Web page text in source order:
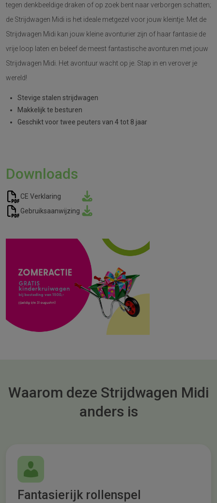
tegen denkbeeldige draken of op zoek bent naar verborgen schatten;
de Strijdwagen Midi is het ideale metgezel voor jouw kleintje. Met de
Strijdwagen Midi kan jouw kleine avonturier zijn of haar fantasie de
vrije loop laten en beleef de meest fantastische avonturen met jouw
Strijdwagen Midi. Het avontuur wacht op je. Stap in en verover je
wereld!
Stevige stalen strijdwagen
Makkelijk te besturen
Geschikt voor twee peuters van 4 tot 8 jaar
Downloads
CE Verklaring
Gebruiksaanwijzing
Waarom deze Strijdwagen Midi
anders is
Fantasierijk rollenspel